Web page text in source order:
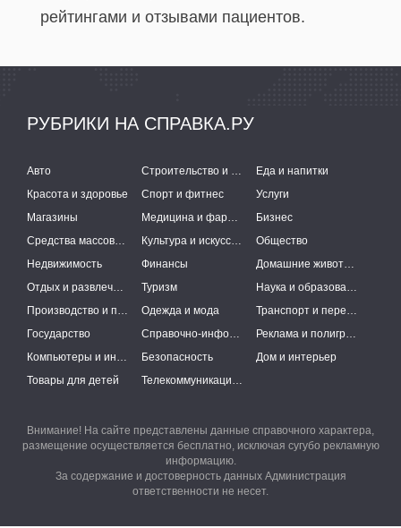
рейтингами и отзывами пациентов.
РУБРИКИ НА СПРАВКА.РУ
Авто Строительство и ремонт
Еда и напитки
Красота и здоровье
Спорт и фитнес
Услуги
Магазины
Медицина и фармацевтика
Бизнес
Средства массовой информации
Культура и искусство
Общество
Недвижимость
Финансы
Домашние животные
Отдых и развлечения
Туризм
Наука и образование
Производство и поставки
Одежда и мода
Транспорт и перевозки
Государство
Справочно-информационные системы
Реклама и полиграфия
Компьютеры и интернет
Безопасность
Дом и интерьер
Товары для детей
Телекоммуникации и связь
Внимание! На сайте представлены данные справочного характера,
размещение осуществляется бесплатно, исключая сугубо рекламную
информацию.
За содержание и достоверность данных Администрация
ответственности не несет.